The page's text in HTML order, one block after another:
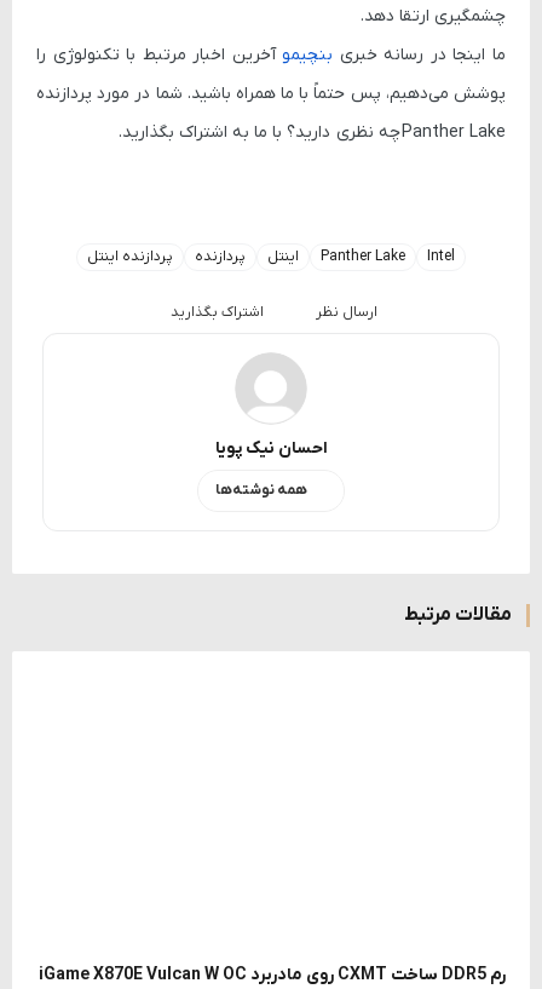
چشمگیری ارتقا دهد.
ما اینجا در رسانه خبری بنچیمو آخرین اخبار مرتبط با تکنولوژی را
پوشش می‌دهیم، پس حتماً با ما همراه باشید. شما در مورد پردازنده
Panther Lakeچه نظری دارید؟ با ما به اشتراک بگذارید.
Intel
Panther Lake اینتل پردازنده پردازنده اینتل
ارسال نظر اشتراک بگذارید
احسان نیک پویا
همه نوشته‌ها
مقالات مرتبط
رم DDR5 ساخت CXMT روی مادربرد iGame X870E Vulcan W OC